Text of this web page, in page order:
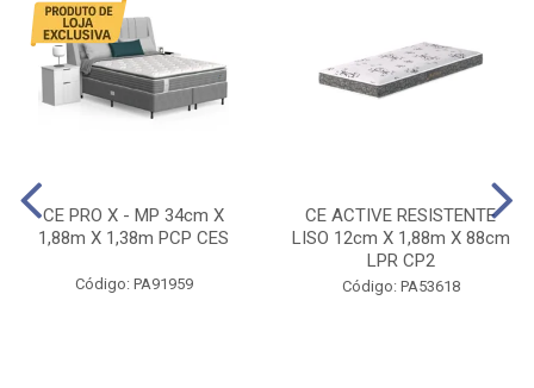
CE PRO X - MP 34cm X
1,88m X 1,38m PCP CES
Código: PA91959
CE ACTIVE RESISTENTE
LISO 12cm X 1,88m X 88cm
LPR CP2
Código: PA53618